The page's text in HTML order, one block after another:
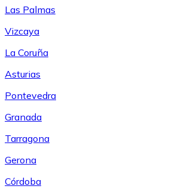
Las Palmas
Vizcaya
La Coruña
Asturias
Pontevedra
Granada
Tarragona
Gerona
Córdoba